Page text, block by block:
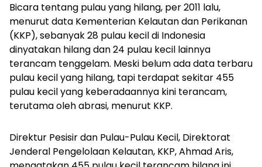
Bicara tentang pulau yang hilang, per 2011 lalu,
menurut data Kementerian Kelautan dan Perikanan
(KKP), sebanyak 28 pulau kecil di Indonesia
dinyatakan hilang dan 24 pulau kecil lainnya
terancam tenggelam. Meski belum ada data terbaru
pulau kecil yang hilang, tapi terdapat sekitar 455
pulau kecil yang keberadaannya kini terancam,
terutama oleh abrasi, menurut KKP.
Direktur Pesisir dan Pulau-Pulau Kecil, Direktorat
Jenderal Pengelolaan Kelautan, KKP, Ahmad Aris,